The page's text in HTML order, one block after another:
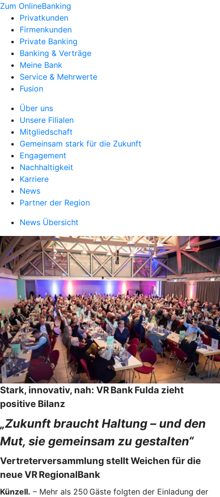
Zum OnlineBanking
Privatkunden
Firmenkunden
Private Banking
Banking & Verträge
Meine Bank
Service & Mehrwerte
Fusion
Über uns
Unsere Filialen
Mitgliedschaft
Gemeinsam stark für die Zukunft
Engagement
Nachhaltigkeit
Karriere
News
Partner der Region
News Übersicht
Stark, innovativ, nah: VR Bank Fulda zieht
positive Bilanz
„Zukunft braucht Haltung – und den
Mut, sie gemeinsam zu gestalten“
Vertreterversammlung stellt Weichen für die
neue VR RegionalBank
Künzell. – Mehr als 250 Gäste folgten der Einladung der